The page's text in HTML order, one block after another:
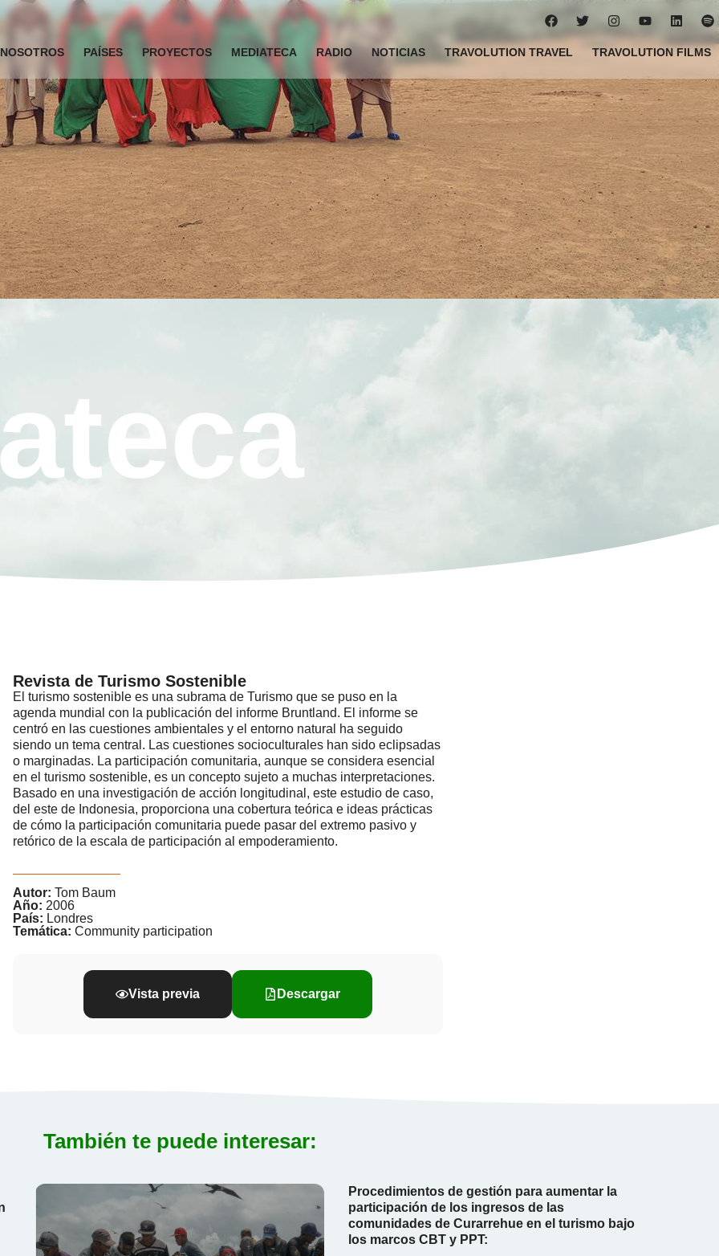
NOSOTROS PAÍSES PROYECTOS MEDIATECA RADIO NOTICIAS TRAVOLUTION TRAVEL TRAVOLUTION FILMS
Revista de Turismo Sostenible
El turismo sostenible es una subrama de Turismo que se puso en la
agenda mundial con la publicación del informe Bruntland. El informe se
centró en las cuestiones ambientales y el entorno natural ha seguido
siendo un tema central. Las cuestiones socioculturales han sido eclipsadas
o marginadas. La participación comunitaria, aunque se considera esencial
en el turismo sostenible, es un concepto sujeto a muchas interpretaciones.
Basado en una investigación de acción longitudinal, este estudio de caso,
del este de Indonesia, proporciona una cobertura teórica e ideas prácticas
de cómo la participación comunitaria puede pasar del extremo pasivo y
retórico de la escala de participación al empoderamiento.
Autor: Tom Baum
Año: 2006
País: Londres
Temática: Community participation
Vista previa Descargar
También te puede interesar:
Procedimientos de gestión para aumentar la
participación de los ingresos de las
comunidades de Curarrehue en el turismo bajo
los marcos CBT y PPT: